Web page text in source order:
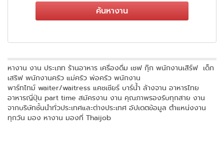
ค้นหางาน
หางาน งาน ประเภท ร้านอาหาร เครื่องดื่ม เชฟ กุ๊ก พนักงานเสิร์ฟ เด็ก
เสริฟ พนักงานครัว แม่ครัว พ่อครัว พนักงาน
พาร์ทไทม์ waiter/waitress แคชเชียร์ บาร์น้ำ ล้างจาน อาหารไทย
อาหารญี่ปุ่น part time สมัครงาน งาน คุณภาพรองรับทุกสาย งาน
จากบริษัทชั้นนำทั่วประเทศและต่างประเทศ อัปเดตข้อมูล ตำแหน่งงาน
ทุกวัน มอง หางาน มองที่ Thaijob